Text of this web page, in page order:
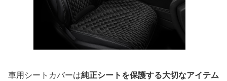
車用シートカバーは純正シートを保護する大切なアイテム